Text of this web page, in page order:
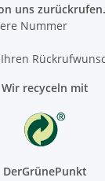
uns zurückrufen.
Nummer
Wir recyceln mit
DerGrünePunkt